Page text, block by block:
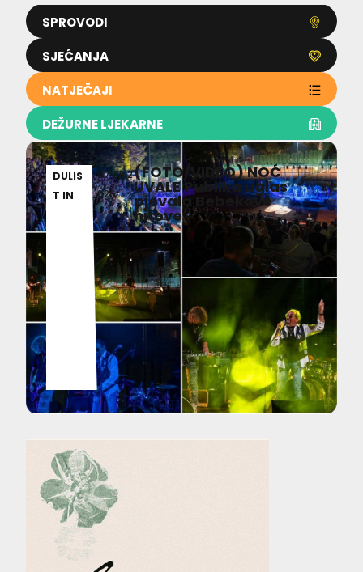
SPROVODI
SJEĆANJA
NATJEČAJI
DEŽURNE LJEKARNE
DULIS
T IN
07.08.2
026
(FOTO/VIDEO) NOĆ
UVALE Publika uglas
pjevala Bebekove
hitove